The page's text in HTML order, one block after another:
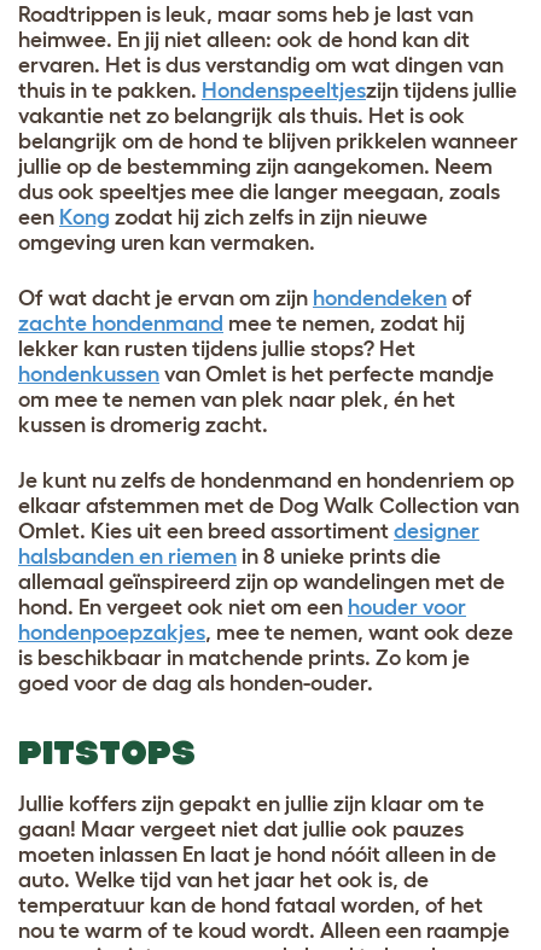
Roadtrippen is leuk, maar soms heb je last van
heimwee. En jij niet alleen: ook de hond kan dit
ervaren. Het is dus verstandig om wat dingen van
thuis in te pakken. Hondenspeeltjeszijn tijdens jullie
vakantie net zo belangrijk als thuis. Het is ook
belangrijk om de hond te blijven prikkelen wanneer
jullie op de bestemming zijn aangekomen. Neem
dus ook speeltjes mee die langer meegaan, zoals
een Kong zodat hij zich zelfs in zijn nieuwe
omgeving uren kan vermaken.
Of wat dacht je ervan om zijn hondendeken of
zachte hondenmand mee te nemen, zodat hij
lekker kan rusten tijdens jullie stops? Het
hondenkussen van Omlet is het perfecte mandje
om mee te nemen van plek naar plek, én het
kussen is dromerig zacht.
Je kunt nu zelfs de hondenmand en hondenriem op
elkaar afstemmen met de Dog Walk Collection van
Omlet. Kies uit een breed assortiment designer
halsbanden en riemen in 8 unieke prints die
allemaal geïnspireerd zijn op wandelingen met de
hond. En vergeet ook niet om een houder voor
hondenpoepzakjes, mee te nemen, want ook deze
is beschikbaar in matchende prints. Zo kom je
goed voor de dag als honden-ouder.
PITSTOPS
Jullie koffers zijn gepakt en jullie zijn klaar om te
gaan! Maar vergeet niet dat jullie ook pauzes
moeten inlassen En laat je hond nóóit alleen in de
auto. Welke tijd van het jaar het ook is, de
temperatuur kan de hond fataal worden, of het
nou te warm of te koud wordt. Alleen een raampje